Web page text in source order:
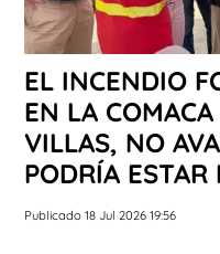
EL INCENDIO
EN LA
VILLAS, NO
PODRÍA ESTAR
Publicado 18 Jul 2026 19:56